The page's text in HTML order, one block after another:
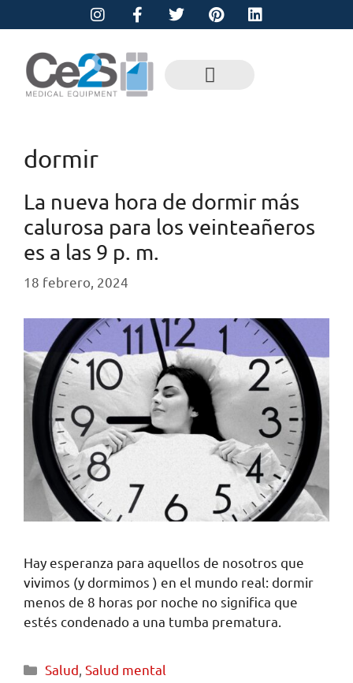
dormir
La nueva hora de dormir más
calurosa para los veinteañeros
es a las 9 p. m.
18 febrero, 2024
Hay esperanza para aquellos de nosotros que
vivimos (y dormimos ) en el mundo real: dormir
menos de 8 horas por noche no significa que
estés condenado a una tumba prematura.
Salud ,Salud mental